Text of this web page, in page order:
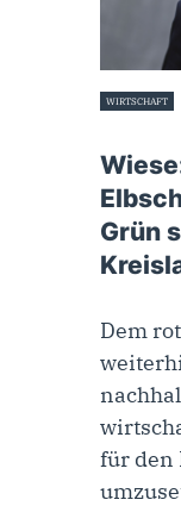
WIRTSCHAFT
Grün
Dem
für den